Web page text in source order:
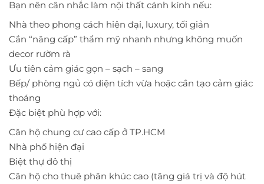
Bạn nên cân nhắc làm nội thất cánh kính nếu:
Nhà theo phong cách hiện đại, luxury, tối giản
Cần “nâng cấp” thẩm mỹ nhanh nhưng không muốn
decor rườm rà
Ưu tiên cảm giác gọn – sạch – sang
Bếp/ phòng ngủ có diện tích vừa hoặc cần tạo cảm giác
thoáng
Đặc biệt phù hợp với:
Căn hộ chung cư cao cấp ở TP.HCM
Nhà phố hiện đại
Biệt thự đô thị
Căn hộ cho thuê phân khúc cao (tăng giá trị và độ hút